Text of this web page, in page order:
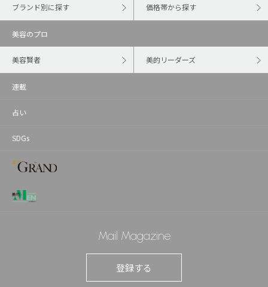
ブランド別に探す 価格帯から探す
美容のプロ
美容賢者 美的リーダーズ
連載
占い
SDGs
Mail Magazine
登録する